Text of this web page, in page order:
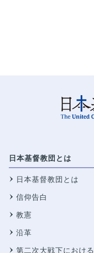
日本基督教団とは
日本基督教団とは
信仰告白
教憲
沿革
第二次大戦下における